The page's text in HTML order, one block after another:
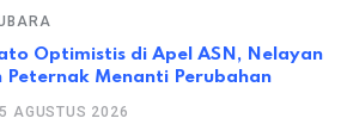
Optimistis di Apel ASN, Nelayan
Peternak Menanti Perubahan
AGUSTUS 2026